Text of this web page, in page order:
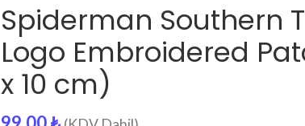
Spiderman Southern
Logo Embroidered
x 10 cm)